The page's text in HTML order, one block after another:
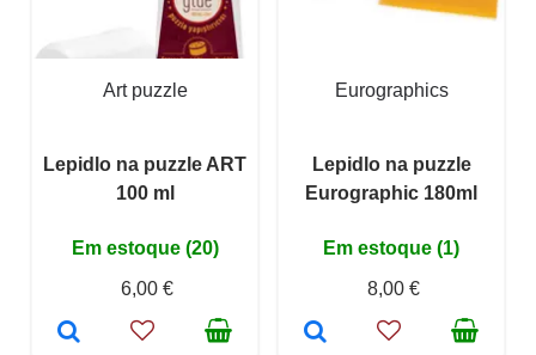
Art puzzle
Lepidlo na puzzle ART
100 ml
Em estoque (20)
6,00 €
Eurographics
Lepidlo na puzzle
Eurographic 180ml
Em estoque (1)
8,00 €